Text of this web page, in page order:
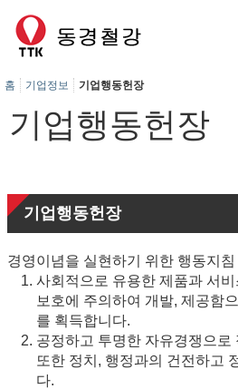
홈 기업정보 기업행동헌장
기업행동헌장
기업행동헌장
경영이념을 실현하기 위한 행동지침
사회적으로 유용한 제품과 서
보호에 주의하여 개발, 제공함
를 획득합니다.
공정하고 투명한 자유경쟁으로
또한 정치, 행정과의 건전하고
다.